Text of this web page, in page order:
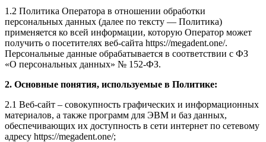
1.2 Политика Оператора в отношении обработки
персональных данных (далее по тексту — Политика)
применяется ко всей информации, которую Оператор может
получить о посетителях веб-сайта https://megadent.one/.
Персональные данные обрабатывается в соответствии с ФЗ
«О персональных данных» № 152-ФЗ.
2. Основные понятия, используемые в Политике:
2.1 Веб-сайт – совокупность графических и информационных
материалов, а также программ для ЭВМ и баз данных,
обеспечивающих их доступность в сети интернет по сетевому
адресу https://megadent.one/;